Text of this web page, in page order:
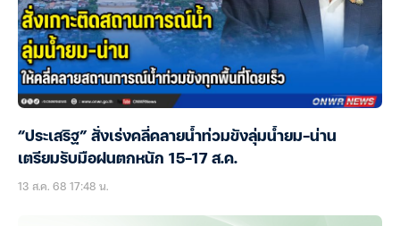
“ประเสริฐ” สั่งเร่งคลี่คลายน้ำท่วมขังลุ่มน้ำยม-น่าน
เตรียมรับมือฝนตกหนัก 15-17 ส.ค.
13 ส.ค. 68 17:48 น.